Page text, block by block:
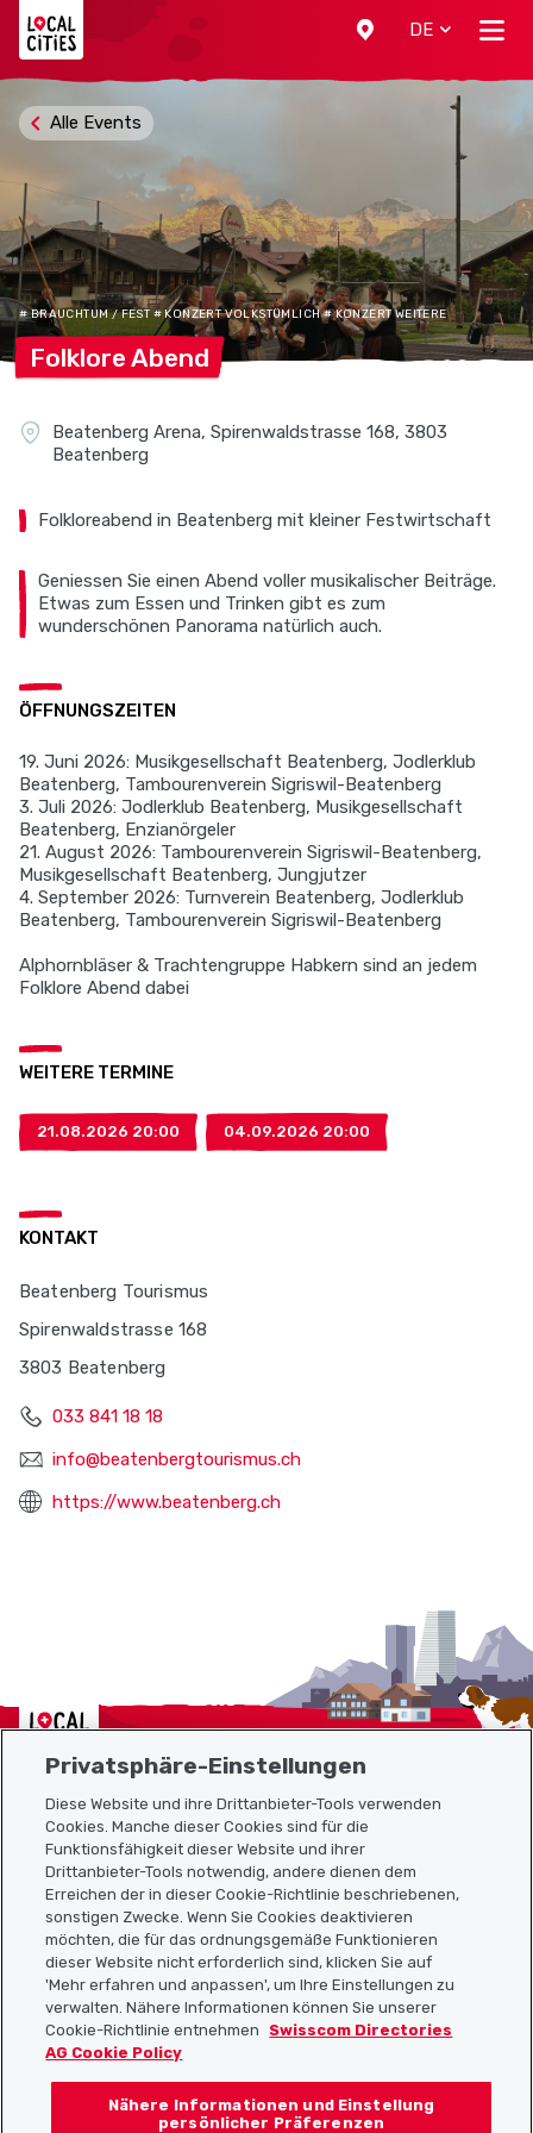
DE
Alle Events
# BRAUCHTUM / FEST # KONZERT VOLKSTÜMLICH # KONZERT WEITERE
Folklore Abend
Beatenberg Arena, Spirenwaldstrasse 168, 3803
Beatenberg
Folkloreabend in Beatenberg mit kleiner Festwirtschaft
Geniessen Sie einen Abend voller musikalischer Beiträge.
Etwas zum Essen und Trinken gibt es zum
wunderschönen Panorama natürlich auch.
ÖFFNUNGSZEITEN
19. Juni 2026: Musikgesellschaft Beatenberg, Jodlerklub
Beatenberg, Tambourenverein Sigriswil-Beatenberg
3. Juli 2026: Jodlerklub Beatenberg, Musikgesellschaft
Beatenberg, Enzianörgeler
21. August 2026: Tambourenverein Sigriswil-Beatenberg,
Musikgesellschaft Beatenberg, Jungjutzer
4. September 2026: Turnverein Beatenberg, Jodlerklub
Beatenberg, Tambourenverein Sigriswil-Beatenberg
Alphornbläser & Trachtengruppe Habkern sind an jedem
Folklore Abend dabei
WEITERE TERMINE
21.08.2026 20:00 04.09.2026 20:00
KONTAKT
Beatenberg Tourismus
Spirenwaldstrasse 168
3803 Beatenberg
033 841 18 18
info@beatenbergtourismus.ch
https://www.beatenberg.ch
Localcities
Sitemap
Nützliche Links
Localcities App herunterladen
Folgt uns auf:
Privatsphäre-Einstellungen
Diese Website und ihre Drittanbieter-Tools verwenden
Cookies. Manche dieser Cookies sind für die
Funktionsfähigkeit dieser Website und ihrer
Drittanbieter-Tools notwendig, andere dienen dem
Erreichen der in dieser Cookie-Richtlinie beschriebenen,
sonstigen Zwecke. Wenn Sie Cookies deaktivieren
möchten, die für das ordnungsgemäße Funktionieren
dieser Website nicht erforderlich sind, klicken Sie auf
'Mehr erfahren und anpassen', um Ihre Einstellungen zu
verwalten. Nähere Informationen können Sie unserer
Cookie-Richtlinie entnehmen
Swisscom Directories
AG Cookie Policy
Nähere Informationen und Einstellung
persönlicher Präferenzen